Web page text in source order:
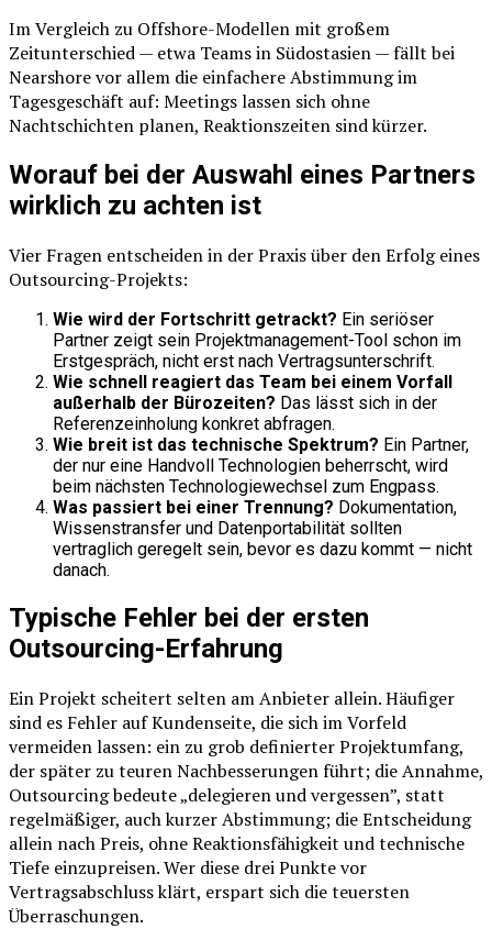
Im Vergleich zu Offshore-Modellen mit großem
Zeitunterschied — etwa Teams in Südostasien — fällt bei
Nearshore vor allem die einfachere Abstimmung im
Tagesgeschäft auf: Meetings lassen sich ohne
Nachtschichten planen, Reaktionszeiten sind kürzer.
Worauf bei der Auswahl eines Partners
wirklich zu achten ist
Vier Fragen entscheiden in der Praxis über den Erfolg eines
Outsourcing-Projekts:
Wie wird der Fortschritt getrackt? Ein seriöser
Partner zeigt sein Projektmanagement-Tool schon im
Erstgespräch, nicht erst nach Vertragsunterschrift.
Wie schnell reagiert das Team bei einem Vorfall
außerhalb der Bürozeiten? Das lässt sich in der
Referenzeinholung konkret abfragen.
Wie breit ist das technische Spektrum? Ein Partner,
der nur eine Handvoll Technologien beherrscht, wird
beim nächsten Technologiewechsel zum Engpass.
Was passiert bei einer Trennung? Dokumentation,
Wissenstransfer und Datenportabilität sollten
vertraglich geregelt sein, bevor es dazu kommt — nicht
danach.
Typische Fehler bei der ersten
Outsourcing-Erfahrung
Ein Projekt scheitert selten am Anbieter allein. Häufiger
sind es Fehler auf Kundenseite, die sich im Vorfeld
vermeiden lassen: ein zu grob definierter Projektumfang,
der später zu teuren Nachbesserungen führt; die Annahme,
Outsourcing bedeute „delegieren und vergessen”, statt
regelmäßiger, auch kurzer Abstimmung; die Entscheidung
allein nach Preis, ohne Reaktionsfähigkeit und technische
Tiefe einzupreisen. Wer diese drei Punkte vor
Vertragsabschluss klärt, erspart sich die teuersten
Überraschungen.